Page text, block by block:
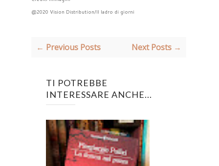
@2020 Vision Distribution/Il ladro di giorni
← Previous Posts Next Posts →
TI POTREBBE
INTERESSARE ANCHE...